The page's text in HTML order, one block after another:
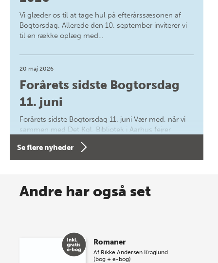
Vi glæder os til at tage hul på efterårssæsonen af
Bogtorsdag. Allerede den 10. september inviterer vi
til en række oplæg med…
20 maj 2026
Forårets sidste Bogtorsdag
11. juni
Forårets sidste Bogtorsdag 11. juni Vær med, når vi
sammen med Det Kgl. Bibliotek i Aarhus fejrer
forfatterne bag vores nyes…
Spar op til 70% til sommer-
store sommer-lagersalg, så sæt kryds i kalenderen
onsdag den 10. j…
Se flere nyheder
Andre har også set
Romaner
Af Rikke Andersen Kraglund
(bog + e-bog)